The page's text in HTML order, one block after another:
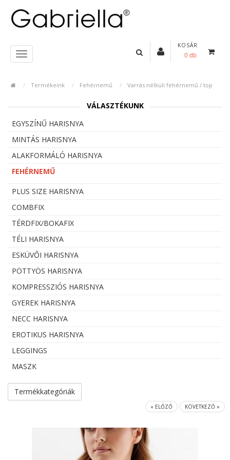
KOSÁR
0 db
Termékeink Fehérnemű Varrás nélküli fehérnemű / top
VÁLASZTÉKUNK
EGYSZÍNŰ HARISNYA
MINTÁS HARISNYA
ALAKFORMÁLÓ HARISNYA
FEHÉRNEMŰ
PLUS SIZE HARISNYA
COMBFIX
TÉRDFIX/BOKAFIX
TÉLI HARISNYA
ESKÜVŐI HARISNYA
PÖTTYÖS HARISNYA
KOMPRESSZIÓS HARISNYA
GYEREK HARISNYA
NECC HARISNYA
EROTIKUS HARISNYA
LEGGINGS
MASZK
Termékkategóriák
« ELŐZŐ KÖVETKEZŐ »